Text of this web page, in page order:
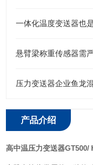
一体化温度变送器也
悬臂梁称重传感器需
产品介绍
高中温压力变送器GT500/